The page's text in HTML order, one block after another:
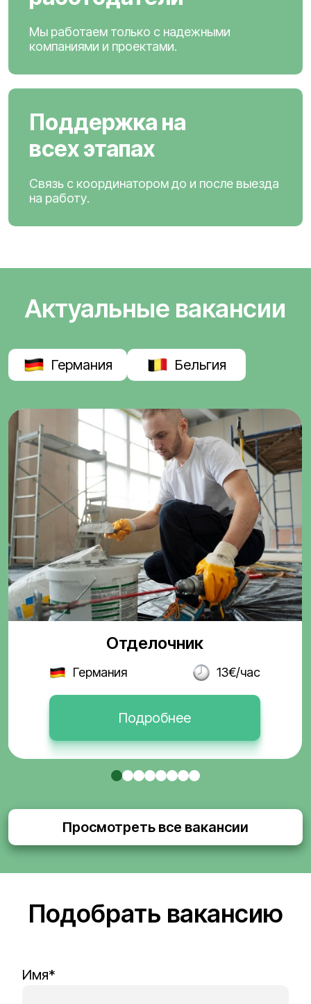
Мы работаем только с надежными
компаниями и проектами.
Поддержка на
всех этапах
Связь с координатором до и после выезда
на работу.
Актуальные вакансии
Германия Бельгия
Отделочник
Германия 13€/час
Подробнее
Просмотреть все вакансии
Подобрать вакансию
Имя*